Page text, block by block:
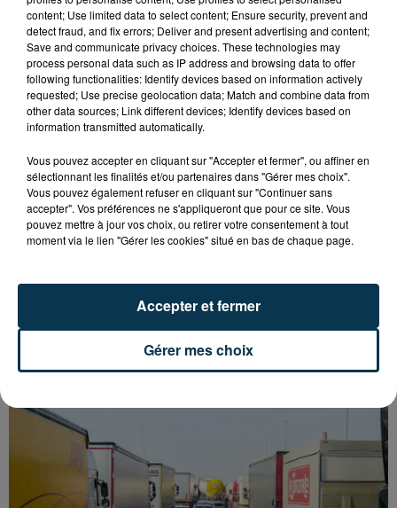
CYANOBACTÉRIES : LE PRÉFÊT PREND UN
ARRÊTÉ POUR LES ACTIVITÉS DE...
L’ASSE RÉDUIT FACE À SOCHAUX, UNE
PREMIÈRE VICTOIRE POUR NOS VERTS ?
content; Use limited data to select content; Ensure security, prevent and
detect fraud, and fix errors; Deliver and present advertising and content;
Save and communicate privacy choices. These technologies may
process personal data such as IP address and browsing data to offer
following functionalities: Identify devices based on information actively
requested; Use precise geolocation data; Match and combine data from
other data sources; Link different devices; Identify devices based on
information transmitted automatically.
Vous pouvez accepter en cliquant sur "Accepter et fermer", ou affiner en
sélectionnant les finalités et/ou partenaires dans "Gérer mes choix".
Vous pouvez également refuser en cliquant sur "Continuer sans
accepter". Vos préférences ne s'appliqueront que pour ce site. Vous
pouvez mettre à jour vos choix, ou retirer votre consentement à tout
moment via le lien "Gérer les cookies" situé en bas de chaque page.
Gérer mes choix
Accepter et fermer